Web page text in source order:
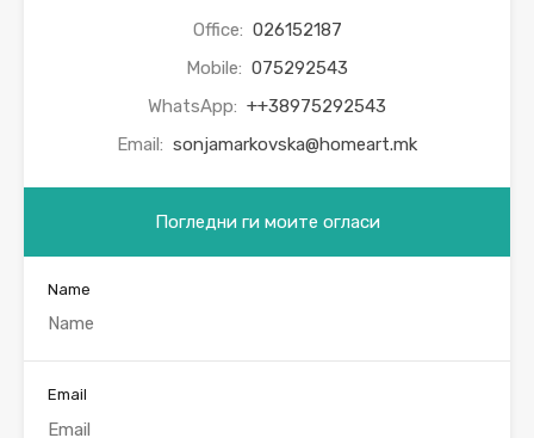
Office: 026152187
Mobile: 075292543
WhatsApp: ++38975292543
Email: sonjamarkovska@homeart.mk
Погледни ги моите огласи
Name
Email